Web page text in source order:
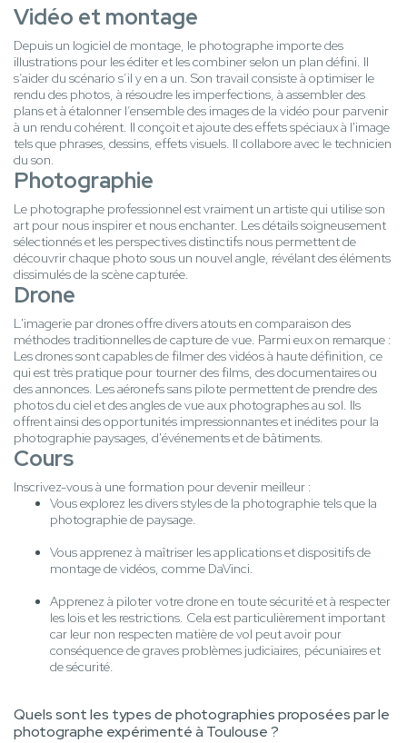
Vidéo et montage
Depuis un logiciel de montage, le photographe importe des
illustrations pour les éditer et les combiner selon un plan défini. Il
s’aider du scénario s’il y en a un. Son travail consiste à optimiser le
rendu des photos, à résoudre les imperfections, à assembler des
plans et à étalonner l’ensemble des images de la vidéo pour parvenir
à un rendu cohérent. Il conçoit et ajoute des effets spéciaux à l'image
tels que phrases, dessins, effets visuels. Il collabore avec le technicien
du son.
Photographie
Le photographe professionnel est vraiment un artiste qui utilise son
art pour nous inspirer et nous enchanter. Les détails soigneusement
sélectionnés et les perspectives distinctifs nous permettent de
découvrir chaque photo sous un nouvel angle, révélant des éléments
dissimulés de la scène capturée.
Drone
L'imagerie par drones offre divers atouts en comparaison des
méthodes traditionnelles de capture de vue. Parmi eux on remarque :
Les drones sont capables de filmer des vidéos à haute définition, ce
qui est très pratique pour tourner des films, des documentaires ou
des annonces. Les aéronefs sans pilote permettent de prendre des
photos du ciel et des angles de vue aux photographes au sol. Ils
offrent ainsi des opportunités impressionnantes et inédites pour la
photographie paysages, d'événements et de bâtiments.
Cours
Inscrivez-vous à une formation pour devenir meilleur :
Vous explorez les divers styles de la photographie tels que la
photographie de paysage.
Vous apprenez à maîtriser les applications et dispositifs de
montage de vidéos, comme DaVinci.
Apprenez à piloter votre drone en toute sécurité et à respecter
les lois et les restrictions. Cela est particulièrement important
car leur non respecten matière de vol peut avoir pour
conséquence de graves problèmes judiciaires, pécuniaires et
de sécurité.
Quels sont les types de photographies proposées par le
photographe expérimenté à Toulouse ?